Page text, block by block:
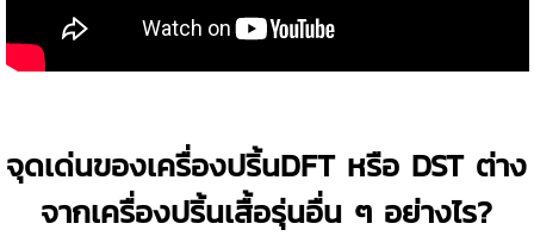
จุดเด่นของเครื่องปริ้นDFT หรือ DST ต่าง
จากเครื่องปริ้นเสื้อรุ่นอื่น ๆ อย่างไร?